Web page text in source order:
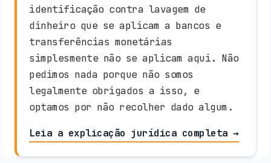
identificação contra lavagem de
dinheiro que se aplicam a bancos e
transferências monetárias
simplesmente não se aplicam aqui. Não
pedimos nada porque não somos
legalmente obrigados a isso, e
optamos por não recolher dado algum.
Leia a explicação jurídica completa →